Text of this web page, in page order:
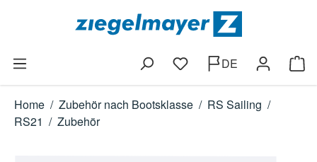
Zum Hauptinhalt springen
Du hast 0 Produkte auf
DE
Home / Zubehör nach Bootsklasse / RS Sailing /
RS21 / Zubehör